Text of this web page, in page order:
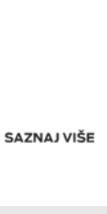
kredita